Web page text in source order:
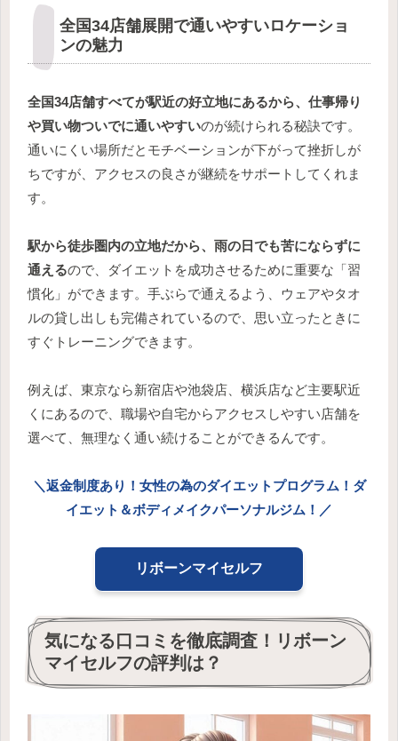
全国34店舗展開で通いやすいロケーショ
ンの魅力
全国34店舗すべてが駅近の好立地にあるから、仕事帰り
や買い物ついでに通いやすいのが続けられる秘訣です。
通いにくい場所だとモチベーションが下がって挫折しが
ちですが、アクセスの良さが継続をサポートしてくれま
す。
駅から徒歩圏内の立地だから、雨の日でも苦にならずに
通えるので、ダイエットを成功させるために重要な「習
慣化」ができます。手ぶらで通えるよう、ウェアやタオ
ルの貸し出しも完備されているので、思い立ったときに
すぐトレーニングできます。
例えば、東京なら新宿店や池袋店、横浜店など主要駅近
くにあるので、職場や自宅からアクセスしやすい店舗を
選べて、無理なく通い続けることができるんです。
＼返金制度あり！女性の為のダイエットプログラム！ダ
イエット＆ボディメイクパーソナルジム！／
リボーンマイセルフ
気になる口コミを徹底調査！リボーン
マイセルフの評判は？